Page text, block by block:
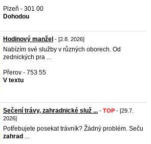
Plzeň - 301 00
Dohodou
Hodinový manžel - [2.8. 2026]
Nabízím své služby v různých oborech. Od
zednických pra ...
Přerov - 753 55
V textu
Sečení trávy, zahradnické služ ... - TOP - [29.7.
2026]
Potřebujete posekat trávník? Žádný problém. Seču
zahrad ...